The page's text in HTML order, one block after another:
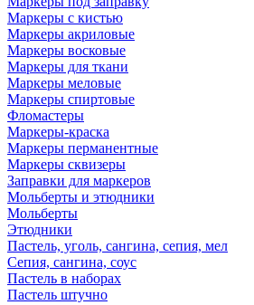
Маркеры с кистью
Маркеры акриловые
Маркеры восковые
Маркеры для ткани
Маркеры меловые
Маркеры спиртовые
Фломастеры
Маркеры-краска
Маркеры перманентные
Маркеры сквизеры
Заправки для маркеров
Мольберты и этюдники
Мольберты
Этюдники
Пастель, уголь, сангина, сепия, мел
Сепия, сангина, соус
Пастель в наборах
Пастель штучно